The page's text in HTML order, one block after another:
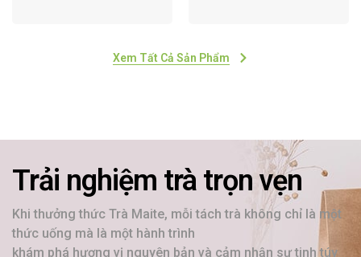
Xem Tất Cả Sản Phẩm
Trải nghiệm trà trọn vẹn
Khi thưởng thức Trà Maite, mỗi tách trà không chỉ là một
thức uống mà là một hành trình
khám phá hương vị nguyên bản và cảm nhận sự tinh túy